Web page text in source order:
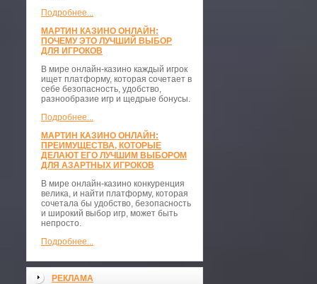
Подробнее...
МАРТИН КАЗИНО ОНЛАЙН:
ПОЧЕМУ ЭТО ЛУЧШИЙ ВЫБОР
ДЛЯ ИГРОКОВ
В мире онлайн-казино каждый игрок
ищет платформу, которая сочетает в
себе безопасность, удобство,
разнообразие игр и щедрые бонусы.
Подробнее...
МАРТИН КАЗИНО ОНЛАЙН:
ПРЕИМУЩЕСТВА, КОТОРЫЕ
ДЕЛАЮТ ЕГО ЛУЧШИМ ВЫБОРОМ
ДЛЯ АЗАРТНЫХ ИГРОКОВ
В мире онлайн-казино конкуренция
велика, и найти платформу, которая
сочетала бы удобство, безопасность
и широкий выбор игр, может быть
непросто.
Подробнее...
РЕКЛАМА